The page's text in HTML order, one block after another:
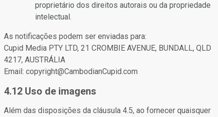
proprietário dos direitos autorais ou da propriedade
intelectual.
As notificações podem ser enviadas para:
Cupid Media PTY LTD, 21 CROMBIE AVENUE, BUNDALL, QLD
4217, AUSTRÁLIA
Email: copyright@CambodianCupid.com
4.12 Uso de imagens
Além das disposições da cláusula 4.5, ao fornecer quaisquer